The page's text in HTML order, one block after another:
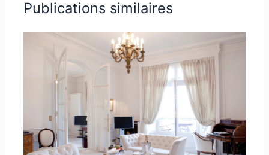
Publications similaires